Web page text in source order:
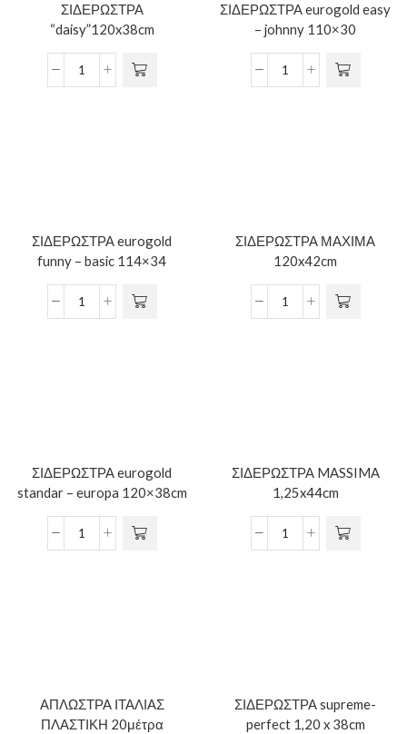
ΣΙΔΕΡΩΣΤΡΑ
“daisy”120x38cm
ΣΙΔΕΡΩΣΤΡΑ eurogold easy
– johnny 110×30
ΣΙΔΕΡΩΣΤΡΑ eurogold
funny – basic 114×34
ΣΙΔΕΡΩΣΤΡΑ ΜΑΧΙΜΑ
120x42cm
ΣΙΔΕΡΩΣΤΡΑ eurogold
standar – europa 120×38cm
ΣΙΔΕΡΩΣΤΡΑ MASSIMA
1,25x44cm
ΑΠΛΩΣΤΡΑ ΙΤΑΛΙΑΣ
ΠΛΑΣΤΙΚΗ 20μέτρα
ΣΙΔΕΡΩΣΤΡΑ supreme-
perfect 1,20 x 38cm